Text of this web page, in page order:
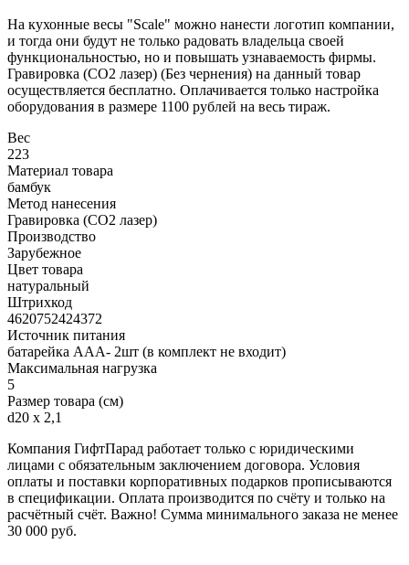
На кухонные весы "Scale" можно нанести логотип компании,
и тогда они будут не только радовать владельца своей
функциональностью, но и повышать узнаваемость фирмы.
Гравировка (CO2 лазер) (Без чернения) на данный товар
осуществляется бесплатно. Оплачивается только настройка
оборудования в размере 1100 рублей на весь тираж.
Вес
223
Материал товара
бамбук
Метод нанесения
Гравировка (CO2 лазер)
Производство
Зарубежное
Цвет товара
натуральный
Штрихкод
4620752424372
Источник питания
батарейка ААА- 2шт (в комплект не входит)
Максимальная нагрузка
5
Размер товара (см)
d20 х 2,1
Компания ГифтПарад работает только с юридическими
лицами с обязательным заключением договора. Условия
оплаты и поставки корпоративных подарков прописываются
в спецификации. Оплата производится по счёту и только на
расчётный счёт. Важно! Сумма минимального заказа не менее
30 000 руб.